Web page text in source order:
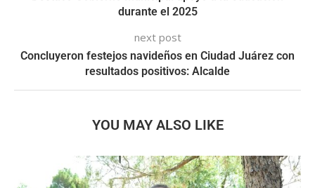
durante el 2025
next post
Concluyeron festejos navideños en Ciudad Juárez con
resultados positivos: Alcalde
YOU MAY ALSO LIKE